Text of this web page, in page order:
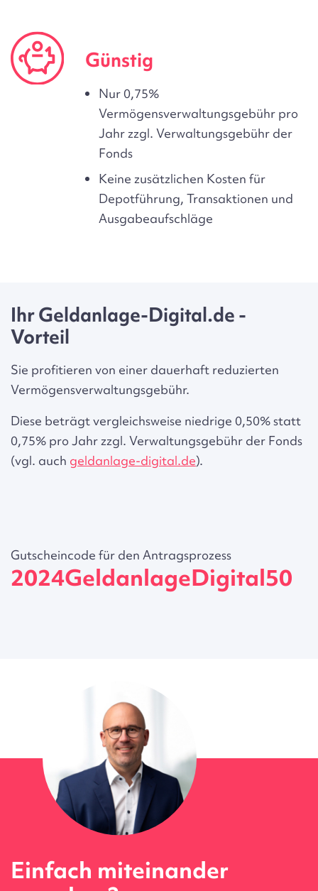
Günstig
Nur 0,75%
Vermögensverwaltungsgebühr pro
Jahr zzgl. Verwaltungsgebühr der
Fonds
Keine zusätzlichen Kosten für
Depotführung, Transaktionen und
Ausgabeaufschläge
Ihr Geldanlage-Digital.de -
Vorteil
Sie profitieren von einer dauerhaft reduzierten
Vermögensverwaltungsgebühr.
Diese beträgtvergleichsweise niedrige 0,50%statt
0,75% pro Jahr zzgl. Verwaltungsgebühr der Fonds
(vgl. auch geldanlage-digital.de).
Gutscheincode für den Antragsprozess
2024GeldanlageDigital50
Einfach miteinander